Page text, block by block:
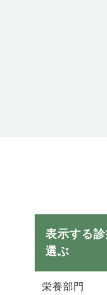
表示する
選ぶ
栄養部門